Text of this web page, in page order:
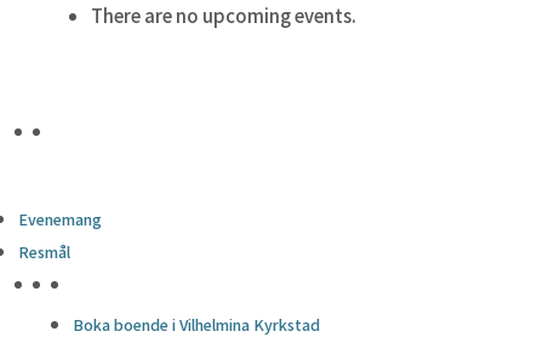
There are no upcoming events.
Evenemang
Resmål
Boka boende i Vilhelmina Kyrkstad